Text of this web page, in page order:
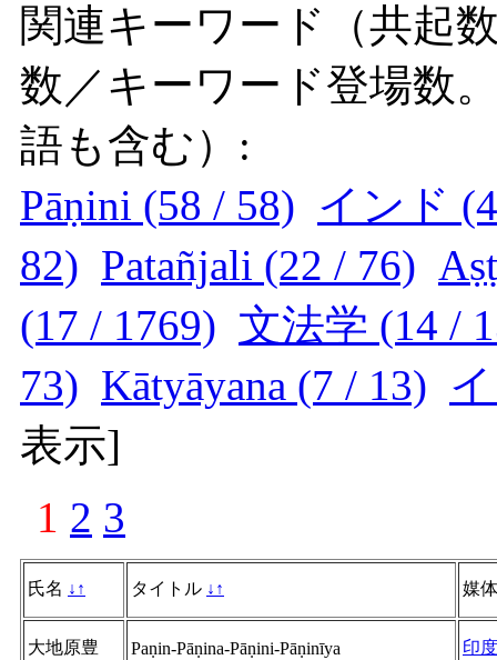
関連キーワード（共起
数／キーワード登場数
語も含む）:
Pāṇini (58 / 58) インド
82) Patañjali (22 / 76)
(17 / 1769) 文法学 (14 /
73) Kātyāyana (7 / 13)
表示]
1 2 3
氏名 ↓ ↑ タイトル ↓ ↑ 媒
大地原豊 Paṇin-Pāṇina-Pāṇini-Pāṇinīya 印